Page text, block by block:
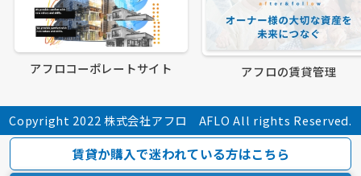
アフロコーポレートサイト アフロの賃貸管理
Copyright 2022 株式会社アフロ AFLO All rights Reserved.
賃貸か購入で迷われている方はこちら